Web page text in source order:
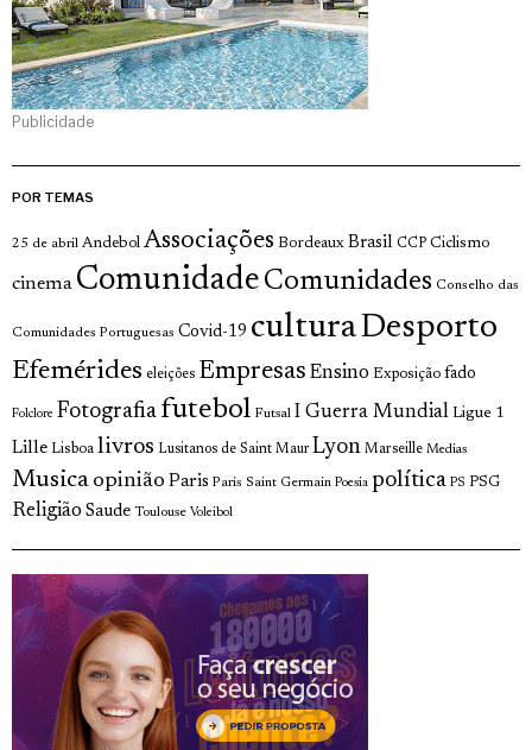
Publicidade
POR TEMAS
25 de abril Andebol Associações Bordeaux Brasil CCP Ciclismo
cinema Comunidade Comunidades Conselho das
Comunidades Portuguesas Covid-19 culturaDesporto
Efemérides eleições Empresas Ensino Exposição fado
Folclore Fotografia futebol Futsal I Guerra Mundial Ligue 1
Lille Lisboa livros Lusitanos de Saint Maur Lyon Marseille Medias
Musica opinião Paris Paris Saint Germain Poesia política PS PSG
Religião Saude Toulouse Voleibol